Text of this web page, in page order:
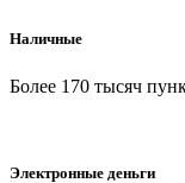
Наличные
Более 170 тысяч
Электронные деньги